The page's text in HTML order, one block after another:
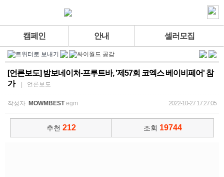
캠페인 안내 셀러모집
[언론보도] 밤보네이처-프루트바, '제57회 코엑스 베이비페어' 참
가
| 언론보도
작성자 MOWMBESTegm 2022-10-27 17:27:05
추천 212 조회 19744